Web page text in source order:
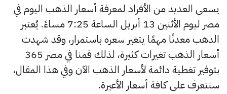
يسعى العديد من الأفراد لمعرفة أسعار الذهب اليوم في
مصر ليوم الأثنين 13 أبريل الساعة 7:25 مساءً. يُعتبر
الذهب معدنًا مهمًا يتغير سعره باستمرار، وقد شهدت
أسعار الذهب تغيرات كثيرة، لذلك قمنا في مصر 365
بتوفير تغطية دائمة لأسعار الذهب الآن وفي هذا المقال،
سنتعرف على كافة أسعار الأعيرة.